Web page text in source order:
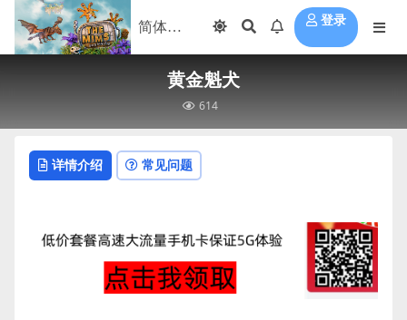
登录
黄金魁犬
614
详情介绍 常见问题